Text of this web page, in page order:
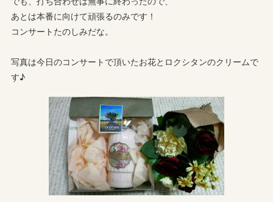
あとは本番に向けて頑張るのみです！
コンサートたのしみだな。
写真は今日のコンサートで頂いたお花とロクシタンのクリームで
す♪